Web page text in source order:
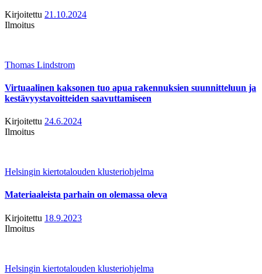
Kirjoitettu 21.10.2024
Ilmoitus
Thomas Lindstrom
Virtuaalinen kaksonen tuo apua rakennuksien suunnitteluun ja
kestävyystavoitteiden saavuttamiseen
Kirjoitettu 24.6.2024
Ilmoitus
Helsingin kiertotalouden klusteriohjelma
Materiaaleista parhain on olemassa oleva
Kirjoitettu 18.9.2023
Ilmoitus
Helsingin kiertotalouden klusteriohjelma